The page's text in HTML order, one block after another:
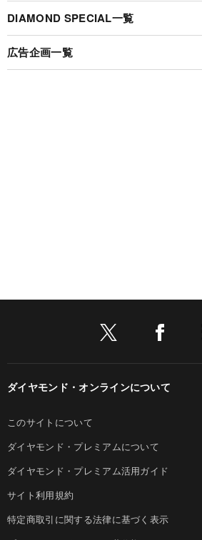
DIAMOND SPECIAL一覧
広告企画一覧
ダイヤモンド・オンラインについて
このサイトについて
ダイヤモンド・プレミアムについて
ダイヤモンド・プレミアム活用ガイド
サイト利用規約
特定商取引に関する法律に基づく表示